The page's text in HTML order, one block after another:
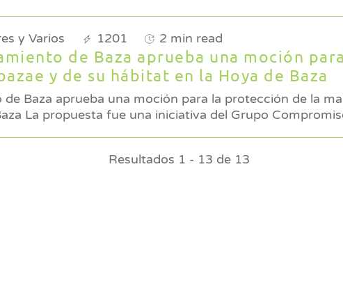
y Varios 1201 2 min read
de Baza aprueba una moción
y de su hábitat en la Hoya de Baza
Baza aprueba una moción para la protección de la
su hábitat en la Hoya de Baza La propuesta fue una iniciativa del Grupo
Resultados 1 - 13 de 13